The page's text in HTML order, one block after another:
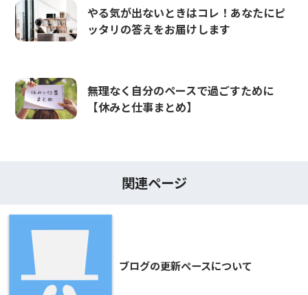
やる気が出ないときはコレ！あなたにピ
ッタリの答えをお届けします
無理なく自分のペースで過ごすために
【休みと仕事まとめ】
関連ページ
ブログの更新ペースについて